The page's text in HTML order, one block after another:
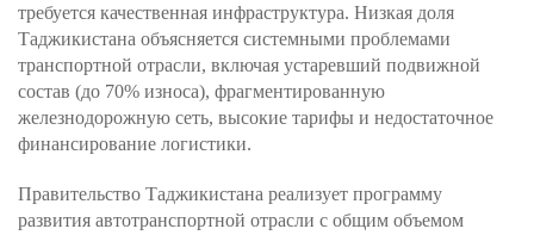
требуется качественная инфраструктура. Низкая доля
Таджикистана объясняется системными проблемами
транспортной отрасли, включая устаревший подвижной
состав (до 70% износа), фрагментированную
железнодорожную сеть, высокие тарифы и недостаточное
финансирование логистики.
Правительство Таджикистана реализует программу
развития автотранспортной отрасли с общим объемом